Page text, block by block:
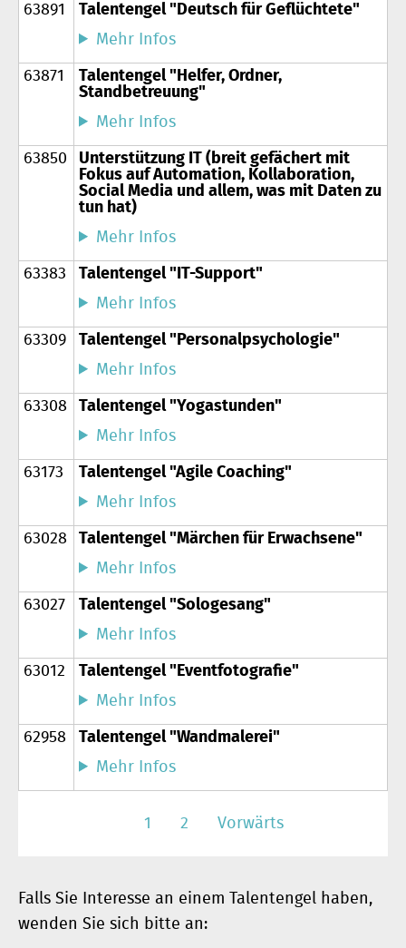
63891
Talentengel "Deutsch für Geflüchtete"
Mehr Infos
63871
Talentengel "Helfer, Ordner,
Standbetreuung"
Mehr Infos
63850
Unterstützung IT (breit gefächert mit
Fokus auf Automation, Kollaboration,
Social Media und allem, was mit Daten zu
tun hat)
Mehr Infos
63383
Talentengel "IT-Support"
Mehr Infos
63309
Talentengel "Personalpsychologie"
Mehr Infos
63308
Talentengel "Yogastunden"
Mehr Infos
63173
Talentengel "Agile Coaching"
Mehr Infos
63028
Talentengel "Märchen für Erwachsene"
Mehr Infos
63027
Talentengel "Sologesang"
Mehr Infos
63012
Talentengel "Eventfotografie"
Mehr Infos
62958
Talentengel "Wandmalerei"
Mehr Infos
1 2 Vorwärts
Falls Sie Interesse an einem Talentengel haben,
wenden Sie sich bitte an: